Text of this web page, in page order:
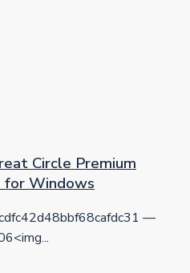
Circle Premium
for Windows
—